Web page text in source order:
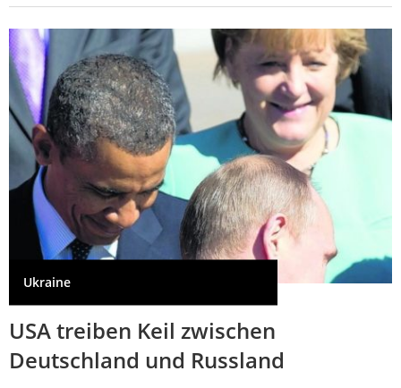
Ukraine
USA treiben Keil zwischen
Deutschland und Russland